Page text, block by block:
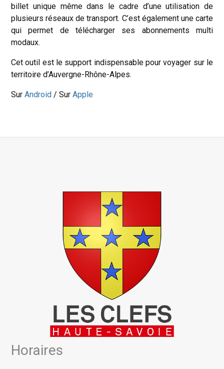
billet unique même dans le cadre d’une utilisation de
plusieurs réseaux de transport. C’est également une carte
qui permet de télécharger ses abonnements multi
modaux.
Cet outil est le support indispensable pour voyager sur le
territoire d’Auvergne-Rhône-Alpes.
Sur Android / Sur Apple
Horaires